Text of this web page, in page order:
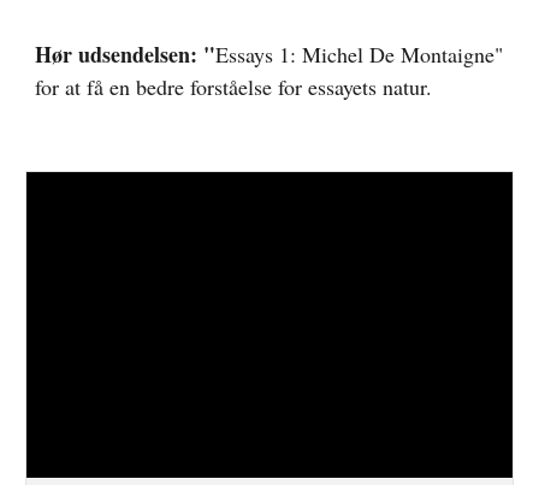
Hør udsendelsen: "Essays 1: Michel De Montaigne"
for at få en bedre forståelse for essayets natur.